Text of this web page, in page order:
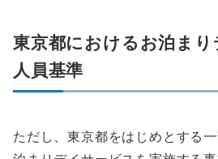
東京都におけるお泊ま
人員基準
ただし、東京都をはじめとする